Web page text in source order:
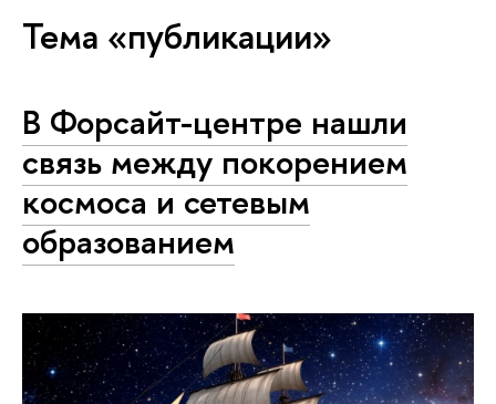
Тема «публикации»
В Форсайт-центре нашли
связь между покорением
космоса и сетевым
образованием